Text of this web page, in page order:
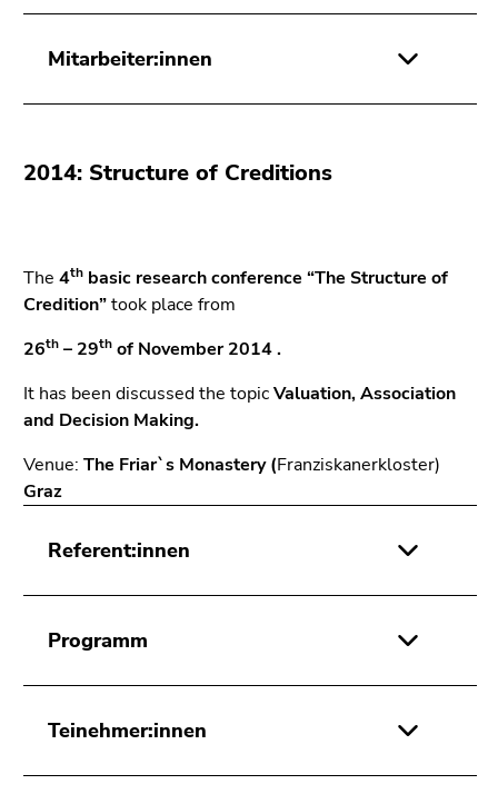
Mitarbeiter:innen
2014: Structure of Creditions
The 4th basic research conference “The Structure of
Credition”took place from
26th – 29th of November 2014 .
It has been discussed the topicValuation, Association
and Decision Making.
Venue: The Friar`s Monastery (Franziskanerkloster)
Graz
Referent:innen
Programm
Teinehmer:innen